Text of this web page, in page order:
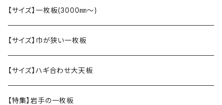
【サイズ】一枚板(3000㎜〜)
【サイズ】巾が狭い一枚板
【サイズ】ハギ合わせ大天板
【特集】岩手の一枚板